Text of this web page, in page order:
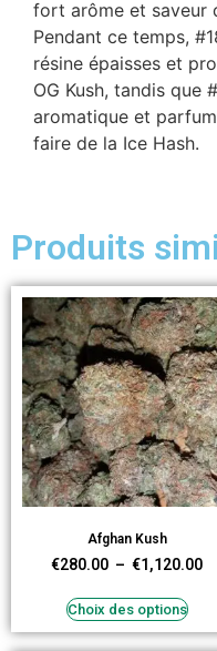
fort arôme et saveur
Pendant ce temps,
résine épaisses et
OG Kush, tandis que
aromatique et
faire de la Ice Hash.
Produits
Afghan Kush
€280.00 – €1,120.00
Choix des options